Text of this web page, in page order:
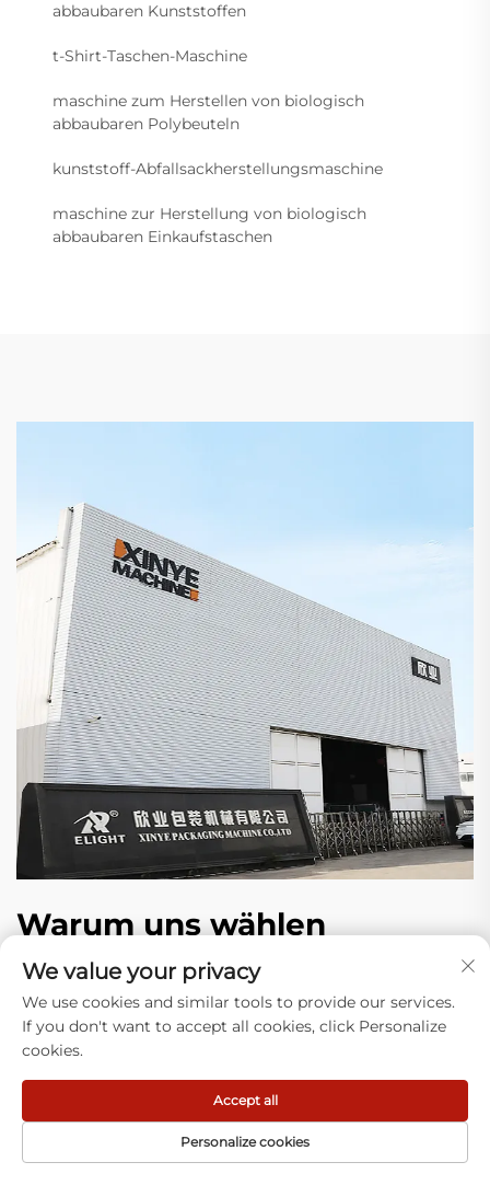
abbaubaren Kunststoffen
t-Shirt-Taschen-Maschine
maschine zum Herstellen von biologisch
abbaubaren Polybeuteln
kunststoff-Abfallsackherstellungsmaschine
maschine zur Herstellung von biologisch
abbaubaren Einkaufstaschen
Warum uns wählen
1) Expertise: Wir konzentrieren uns darauf, Anlagen zur
Herstellung von Kunststoffbeuteln zu bauen und reale
Probleme auf Ihrer Produktionslinie (Verstopfungen, Abfall)
bei Tausenden von Betrieben zu lösen.
mehrere Jahre entwickelt. Jährlich setzen wir
Verbesserungen um – bei Steuerungen, stabileren
Bauteilen und weniger Ausfallzeiten. Unsere Anlagen
wachsen mit Ihrer Produktion mit.
We value your privacy
We use cookies and similar tools to provide our services.
If you don't want to accept all cookies, click Personalize
cookies.
Personalize cookies
Accept all